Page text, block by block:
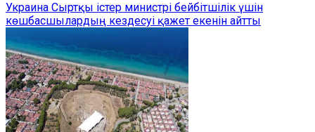
Украина Сыртқы істер министрі бейбітшілік үшін
көшбасшылардың кездесуі қажет екенін айтты